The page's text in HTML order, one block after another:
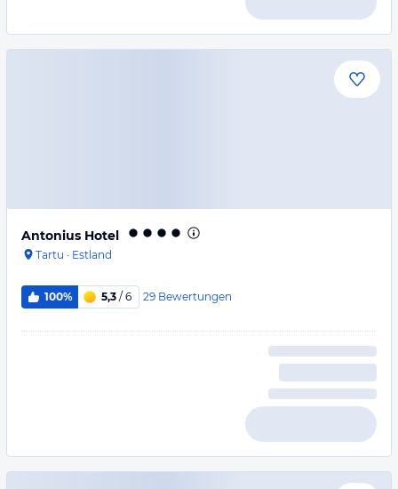
Antonius Hotel
Tartu · Estland
100% 5,3 / 6 29 Bewertungen